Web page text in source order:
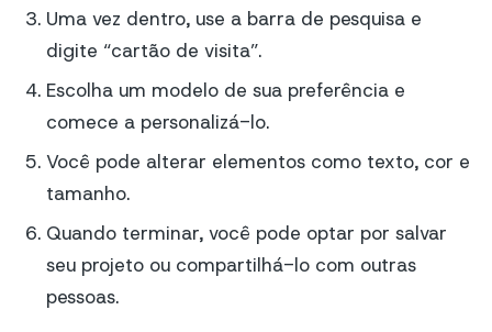
Uma vez dentro, use a barra de pesquisa e
digite “cartão de visita”.
Escolha um modelo de sua preferência e
comece a personalizá-lo.
Você pode alterar elementos como texto, cor e
tamanho.
Quando terminar, você pode optar por salvar
seu projeto ou compartilhá-lo com outras
pessoas.